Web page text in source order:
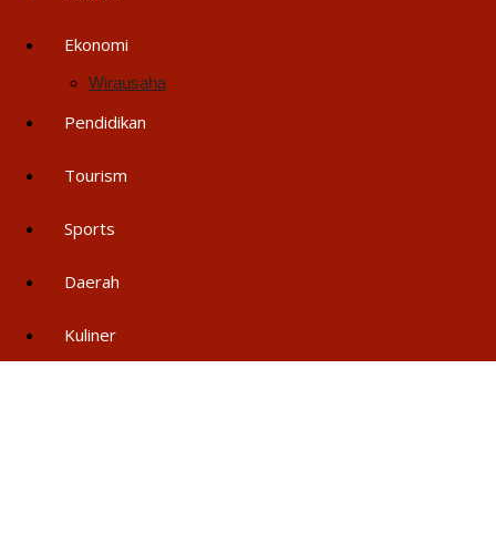
Ekonomi
Wirausaha
Pendidikan
Tourism
Sports
Daerah
Kuliner